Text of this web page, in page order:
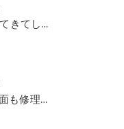
『画面が浮いてきてしまったPixelも修理可能？』淀川区西三国よりバッテリー交換でご来店♪【Google Pixel5】
『Galaxyの画面も修理できるって本当ですか？』豊中市服部本町より画面修理でご来店♪【Galaxy Note10+】